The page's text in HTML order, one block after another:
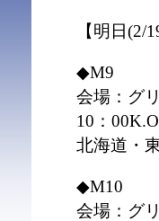
【明日(2/
◆M9
会場：グ
10：
北海道・
◆M10
会場：グ